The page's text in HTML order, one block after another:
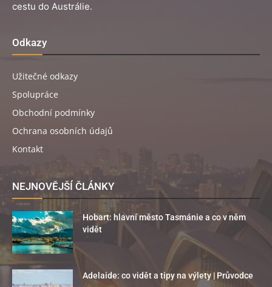
cestu do Austrálie.
Odkazy
Užitečné odkazy
Spolupráce
Obchodní podmínky
Ochrana osobních údajů
Kontakt
NEJNOVĚJŠÍ ČLÁNKY
Hobart: hlavní město Tasmánie a co v něm
vidět
Adelaide: co vidět a tipy na výlety | Průvodce